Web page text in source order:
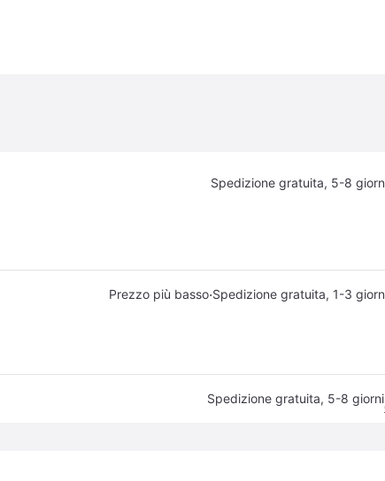
Spedizione gratuita, 5-8
Prezzo più basso·Spedizione gratuita, 1-3
Spedizione gratuita, 5-8 giorni